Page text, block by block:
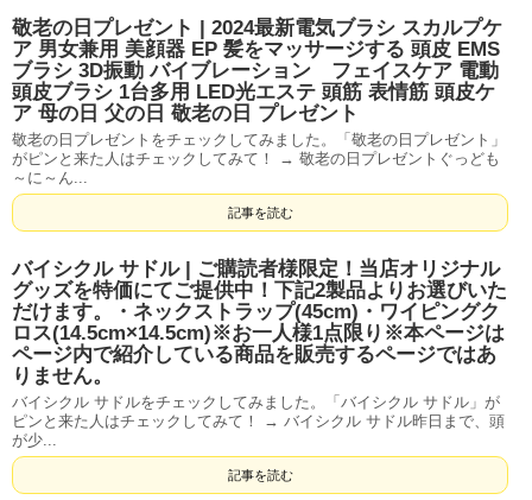
敬老の日プレゼント | 2024最新電気ブラシ スカルプケ
ア 男女兼用 美顔器 EP 髪をマッサージする 頭皮 EMS
ブラシ 3D振動 バイブレーション フェイスケア 電動
頭皮ブラシ 1台多用 LED光エステ 頭筋 表情筋 頭皮ケ
ア 母の日 父の日 敬老の日 プレゼント
敬老の日プレゼントをチェックしてみました。「敬老の日プレゼント」
がピンと来た人はチェックしてみて！ → 敬老の日プレゼントぐっども
～に～ん...
記事を読む
バイシクル サドル | ご購読者様限定！当店オリジナル
グッズを特価にてご提供中！下記2製品よりお選びいた
だけます。・ネックストラップ(45cm)・ワイピングク
ロス(14.5cm×14.5cm)※お一人様1点限り※本ページは
ページ内で紹介している商品を販売するページではあ
りません。
バイシクル サドルをチェックしてみました。「バイシクル サドル」が
ピンと来た人はチェックしてみて！ → バイシクル サドル昨日まで、頭
が少...
記事を読む